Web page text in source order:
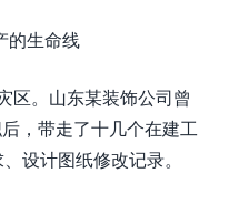
的生命线
区。山东某装饰公司曾
，带走了十几个在建工
设计图纸修改记录。